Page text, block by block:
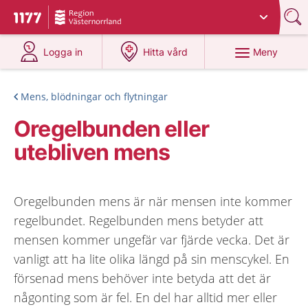
Till startsidan för 1177
Du har valt region
Logga in
på 1177.se
Hitta vård
på 1177.se
Meny
Mens, blödningar och flytningar
Oregelbunden eller
utebliven mens
Oregelbunden mens är när mensen inte kommer
regelbundet. Regelbunden mens betyder att
mensen kommer ungefär var fjärde vecka. Det är
vanligt att ha lite olika längd på sin menscykel. En
försenad mens behöver inte betyda att det är
någonting som är fel. En del har alltid mer eller